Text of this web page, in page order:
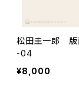
松田圭一郎 版
-04
¥8,000